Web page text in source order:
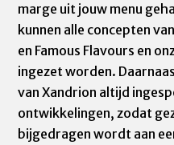
marge uit jouw menu
kunnen alle concepten
en Famous Flavours en
ingezet worden.
van Xandrion altijd
ontwikkelingen, zodat
bijgedragen wordt aan